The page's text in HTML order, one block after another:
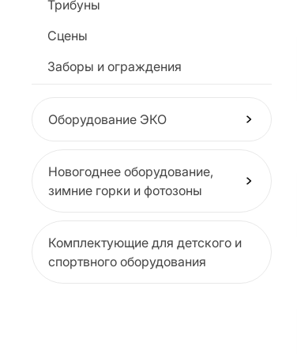
Трибуны
Сцены
Заборы и ограждения
Оборудование ЭКО
Новогоднее оборудование,
зимние горки и фотозоны
Комплектующие для детского и
спортвного оборудования